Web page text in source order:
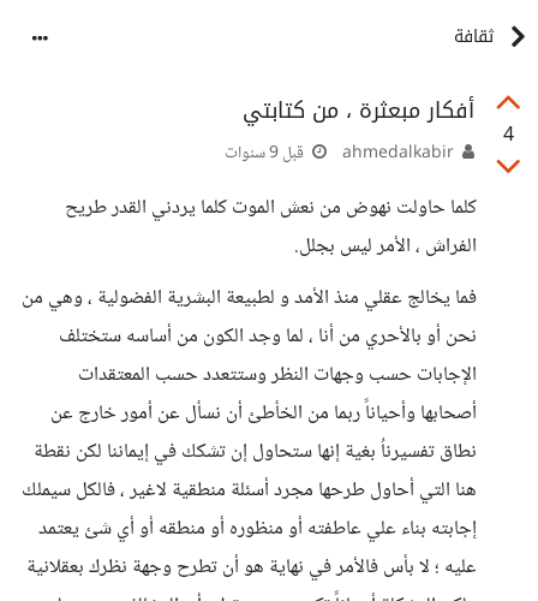
ثقافة
4
أفكار مبعثرة ، من كتابتي
قبل 9 سنوات
كلما حاولت نهوض من نعش الموت كلما يردني القدر طريح
الفراش ، الأمر ليس بجلل.
فما يخالج عقلي منذ الأمد و لطبيعة البشرية الفضولية ، وهي من
نحن أو بالأحري من أنا ، لما وجد الكون من أساسه ستختلف
الإجابات حسب وجهات النظر وستتعدد حسب المعتقدات
أصحابها وأحياناً ربما من الخأطئ أن نسأل عن أمور خارج عن
نطاق تفسيرناُ بغية إنها ستحاول إن تشكك في إيماننا لكن نقطة
هنا التي أحاول طرحها مجرد أسئلة منطقية لاغير ، فالكل سيملك
إجابته بناء علي عاطفته أو منظوره أو منطقه أو أي شئ يعتمد
عليه ؛ لا بأس فالأمر في نهاية هو أن تطرح وجهة نظرك بعقلانية